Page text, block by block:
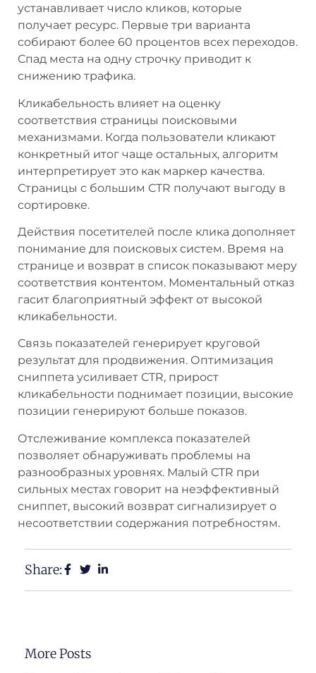
устанавливает число кликов, которые
получает ресурс. Первые три варианта
собирают более 60 процентов всех переходов.
Спад места на одну строчку приводит к
снижению трафика.
Кликабельность влияет на оценку
соответствия страницы поисковыми
механизмами. Когда пользователи кликают
конкретный итог чаще остальных, алгоритм
интерпретирует это как маркер качества.
Страницы с большим CTR получают выгоду в
сортировке.
Действия посетителей после клика дополняет
понимание для поисковых систем. Время на
странице и возврат в список показывают меру
соответствия контентом. Моментальный отказ
гасит благоприятный эффект от высокой
кликабельности.
Связь показателей генерирует круговой
результат для продвижения. Оптимизация
сниппета усиливает CTR, прирост
кликабельности поднимает позиции, высокие
позиции генерируют больше показов.
Отслеживание комплекса показателей
позволяет обнаруживать проблемы на
разнообразных уровнях. Малый CTR при
сильных местах говорит на неэффективный
сниппет, высокий возврат сигнализирует о
несоответствии содержания потребностям.
Share:
More Posts